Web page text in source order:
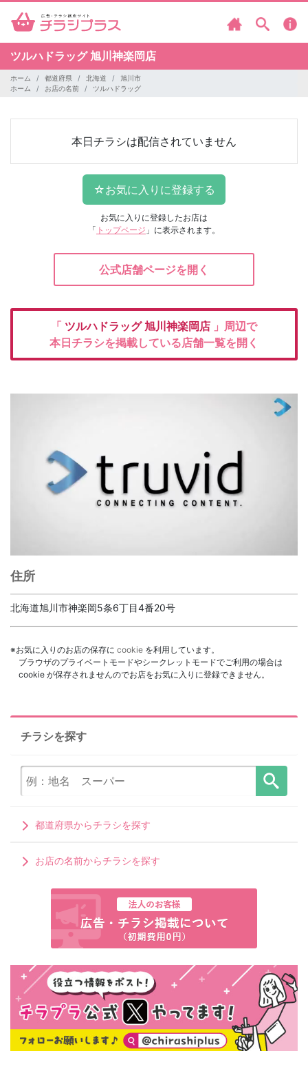
ツルハドラッグ 旭川神楽岡店
ホーム 都道府県 北海道
旭川市
ホーム
お店の名前 ツルハドラッグ
本日チラシは配信されていません
お気に入りに登録したお店は
「 トップページ 」に表示されます。
公式店舗ページを開く
「 ツルハドラッグ 旭川神楽岡店 」周辺で
本日チラシを掲載している店舗一覧を開く
住所
北海道旭川市神楽岡5条6丁目4番20号
※お気に入りのお店の保存に cookie を利用しています。
ブラウザのプライベートモードやシークレットモードでご利用の場合は
cookie が保存されませんのでお店をお気に入りに登録できません。
チラシを探す
都道府県からチラシを探す
お店の名前からチラシを探す